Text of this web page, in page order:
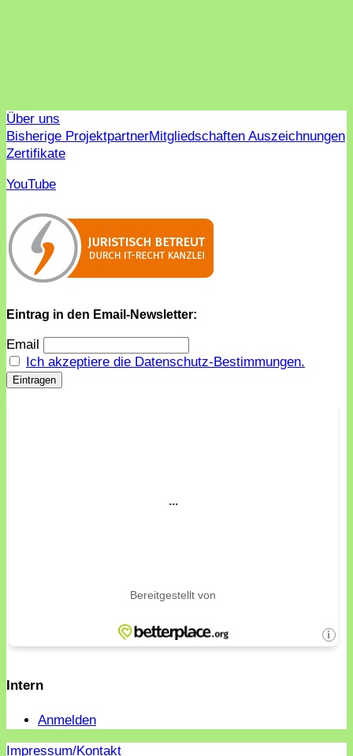
Über uns
Bisherige ProjektpartnerMitgliedschaften Auszeichnungen
Zertifikate
YouTube
Eintrag in den Email-Newsletter:
Email
Ich akzeptiere die Datenschutz-Bestimmungen.
Intern
Anmelden
Impressum/Kontakt